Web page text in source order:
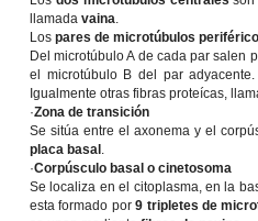
llamada vaina.
Lospares de microtúbulos
Del microtúbulo A de cada par salen
el microtúbulo B del par
Igualmente otras fibras proteícas,
·Zona de transición
Se sitúa entre el axonema y el
placa basal .
·Corpúsculo basal o cinetosoma
Se localiza en el citoplasma, en la
esta formado por9 tripletes de